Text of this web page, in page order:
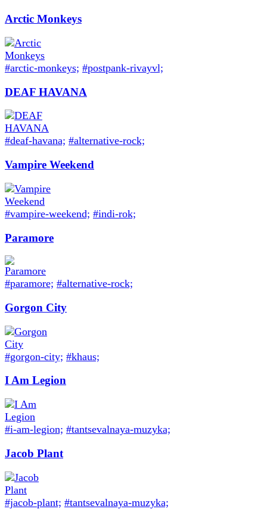
Arctic Monkeys
#arctic-monkeys; #postpank-rivayvl;
DEAF HAVANA
#deaf-havana; #alternative-rock;
Vampire Weekend
#vampire-weekend; #indi-rok;
Paramore
#paramore; #alternative-rock;
Gorgon City
#gorgon-city; #khaus;
I Am Legion
#i-am-legion; #tantsevalnaya-muzyka;
Jacob Plant
#jacob-plant; #tantsevalnaya-muzyka;